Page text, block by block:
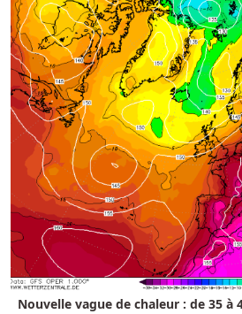
Nouvelle vague de chaleur : de 35 à